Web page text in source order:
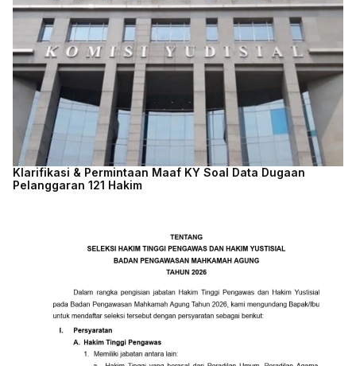
Klarifikasi & Permintaan Maaf KY Soal Data Dugaan
Pelanggaran 121 Hakim